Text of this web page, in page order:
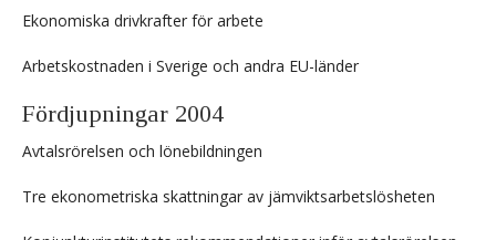
Ekonomiska drivkrafter för arbete
Arbetskostnaden i Sverige och andra EU-länder
Fördjupningar 2004
Avtalsrörelsen och lönebildningen
Tre ekonometriska skattningar av jämviktsarbetslösheten